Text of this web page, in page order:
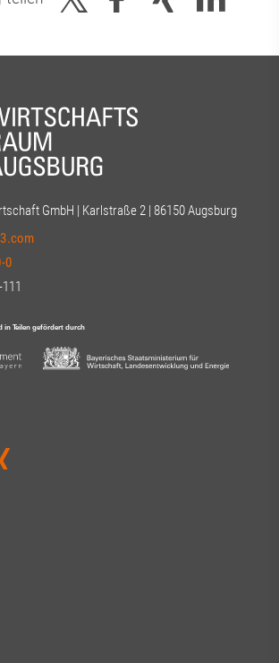
GmbH | Karlstraße 2 | 86150 Augsburg
0